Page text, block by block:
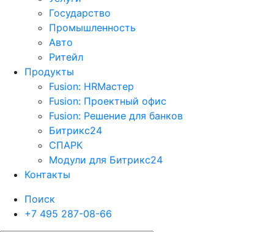
Государство
Промышленность
Авто
Ритейл
Продукты
Fusion: HRМастер
Fusion: Проектный офис
Fusion: Решение для банков
Битрикс24
СПАРК
Модули для Битрикс24
Контакты
Поиск
+7 495 287-08-66